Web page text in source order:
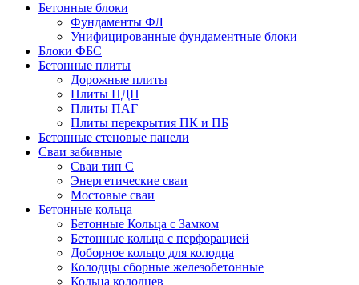
Бетонные блоки
Фундаменты ФЛ
Унифицированные фундаментные блоки
Блоки ФБС
Бетонные плиты
Дорожные плиты
Плиты ПДН
Плиты ПАГ
Плиты перекрытия ПК и ПБ
Бетонные стеновые панели
Сваи забивные
Сваи тип С
Энергетические сваи
Mостовые сваи
Бетонные кольца
Бетонные Кольца с Замком
Бетонные кольца с перфорацией
Доборное кольцо для колодца
Колодцы сборные железобетонные
Кольца колодцев